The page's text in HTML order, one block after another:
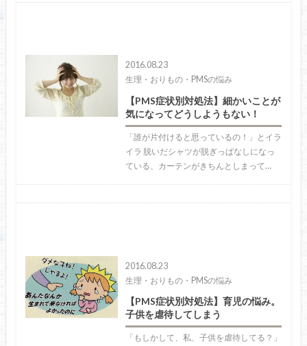
2016.08.23
生理・おりもの・PMSの悩み
【PMS症状別対処法】細かいことが
気になってどうしようもない！
「誰が片付けると思っているの！」とイラ
イラ 脱いだシャツが脱ぎっぱなしになっ
ている、カーテンがきちんとしまって…
2016.08.23
生理・おりもの・PMSの悩み
【PMS症状別対処法】育児の悩み。
子供を虐待してしまう
「もしかして、私、子供を虐待してる？」